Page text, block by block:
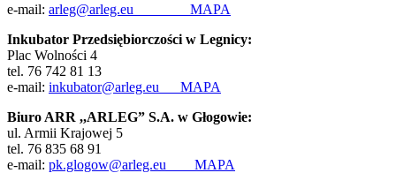
e-mail: arleg@arleg.eu MAPA
Inkubator Przedsiębiorczości w Legnicy:
Plac Wolności 4
tel. 76 742 81 13
e-mail: inkubator@arleg.eu MAPA
Biuro ARR ,,ARLEG” S.A. w Głogowie:
ul. Armii Krajowej 5
tel. 76 835 68 91
e-mail: pk.glogow@arleg.eu MAPA